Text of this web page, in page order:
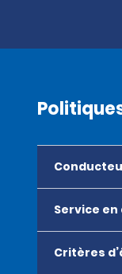
Service
Critères